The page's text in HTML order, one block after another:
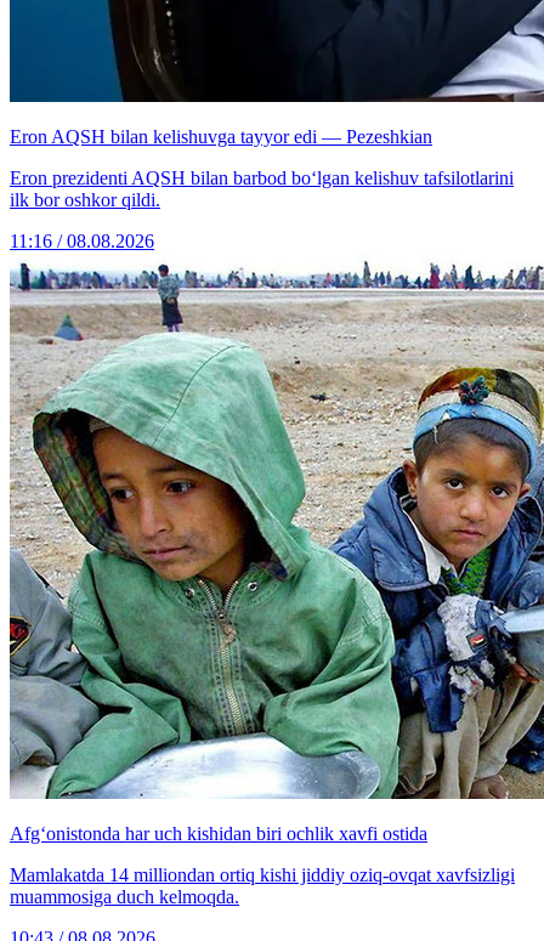
Eron AQSH bilan kelishuvga tayyor edi — Pezeshkian
Eron prezidenti AQSH bilan barbod bo‘lgan kelishuv tafsilotlarini
ilk bor oshkor qildi.
11:16 / 08.08.2026
Afg‘onistonda har uch kishidan biri ochlik xavfi ostida
Mamlakatda 14 milliondan ortiq kishi jiddiy oziq-ovqat xavfsizligi
muammosiga duch kelmoqda.